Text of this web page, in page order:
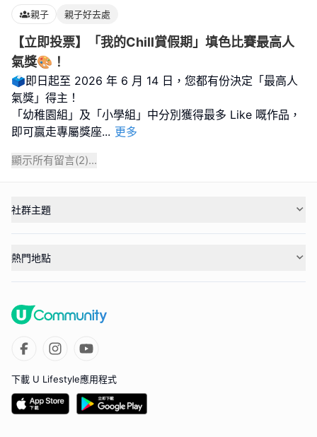
親子 親子好去處
【立即投票】「我的Chill賞假期」填色比賽最高人
氣獎🎨！
🗳️即日起至 2026 年 6 月 14 日，您都有份決定「最高人
氣獎」得主！
「幼稚園組」及「小學組」中分別獲得最多 Like 嘅作品，
即可贏走專屬獎座... 更多
顯示所有留言(2)...
社群主題
熱門地點
下載 U Lifestyle應用程式